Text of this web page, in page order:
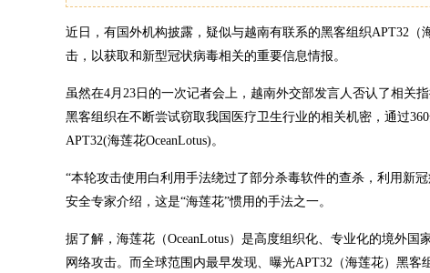
近日，有国外机构披露，疑似与越南有联系的黑客组织APT32（
击，以获取和新型冠状病毒相关的重要信息情报。
虽然在4月23日的一次记者会上，越南外交部发言人否认了相关
黑客组织在不断尝试窃取我国医疗卫生行业的相关机密，通过
APT32(海莲花OceanLotus)。
“本轮攻击使用白利用手法绕过了部分杀毒软件的查杀，利用新
安全专家介绍，这是“海莲花”惯用的手法之一。
据了解，海莲花（OceanLotus）是高度组织化、专业化的境外
网络攻击。而全球范围内最早发现、曝光APT32（海莲花）黑